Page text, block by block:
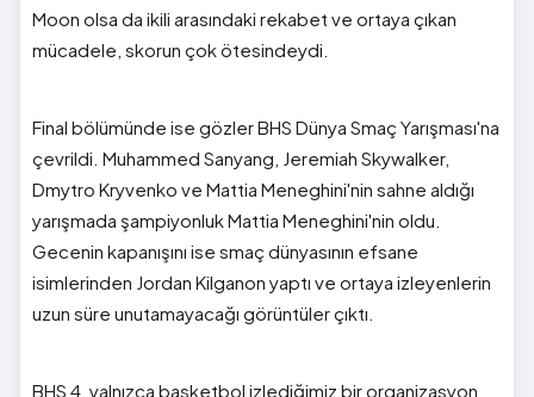
Moon olsa da ikili arasındaki rekabet ve ortaya çıkan
mücadele, skorun çok ötesindeydi.
Final bölümünde ise gözler BHS Dünya Smaç Yarışması'na
çevrildi. Muhammed Sanyang, Jeremiah Skywalker,
Dmytro Kryvenko ve Mattia Meneghini'nin sahne aldığı
yarışmada şampiyonluk Mattia Meneghini'nin oldu.
Gecenin kapanışını ise smaç dünyasının efsane
isimlerinden Jordan Kilganon yaptı ve ortaya izleyenlerin
uzun süre unutamayacağı görüntüler çıktı.
BHS 4, yalnızca basketbol izlediğimiz bir organizasyon